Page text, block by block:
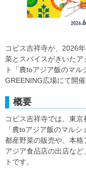
コピス吉祥寺が、2026
菜とスパイスがきいた
ト「農toアジア飯のマ
GREENING広場にて開催
概要
コピス吉祥寺では、東
「農toアジア飯のマル
都産野菜の販売や、本格
アジア食品店の出店な
トです。